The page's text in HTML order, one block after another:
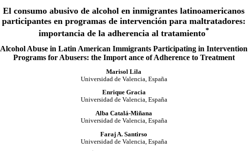
El consumo abusivo de alcohol en inmigrantes latinoamericanos
participantes en programas de intervención para maltratadores:
importancia de la adherencia al tratamiento*
Alcohol Abuse in Latin American Immigrants Participating in Intervention
Programs for Abusers: the Import ance of Adherence to Treatment
Marisol Lila
Universidad de Valencia, España
Enrique Gracia
Universidad de Valencia, España
Alba Catalá-Miñana
Universidad de Valencia, España
Faraj A. Santirso
Universidad de Valencia, España